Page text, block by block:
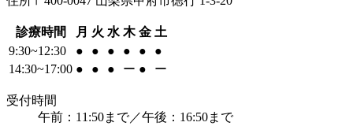
診療時間 月 火 水 木 金 土
9:30~12:30
● ● ● ● ●
●
14:30~17:00 ● ● ● ー ● ー
受付時間
午前：11:50まで／午後：16:50まで